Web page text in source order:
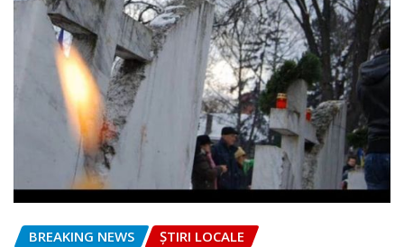
BREAKING NEWS ȘTIRI LOCALE